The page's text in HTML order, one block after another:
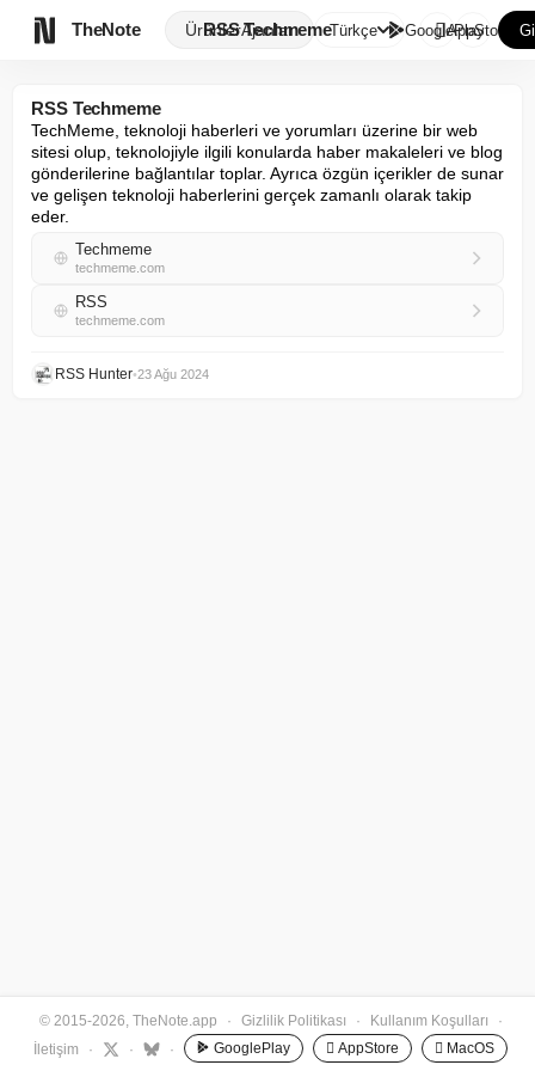
TheNote ÜrünlerAjanlar
RSS TechmemeTürkçe GooglePlay
AppStore
RSS Techmeme
TechMeme, teknoloji haberleri ve yorumları üzerine bir web
sitesi olup, teknolojiyle ilgili konularda haber makaleleri ve blog
gönderilerine bağlantılar toplar. Ayrıca özgün içerikler de sunar
ve gelişen teknoloji haberlerini gerçek zamanlı olarak takip
eder.
Techmeme
techmeme.com
RSS
techmeme.com
RSS Hunter•23 Ağu 2024
© 2015-2026, TheNote.app · Gizlilik Politikası · Kullanım Koşulları
·
İletişim
· · · GooglePlay  AppStore  MacOS